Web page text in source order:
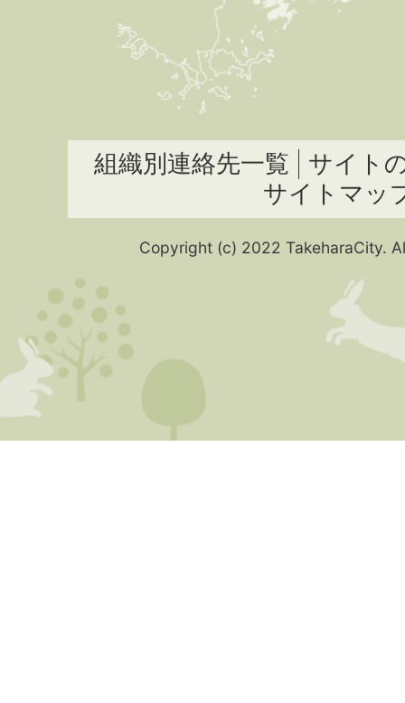
組織別連絡先一覧
サイト
サイトマッ
Copyright (c) 2022 TakeharaCity.